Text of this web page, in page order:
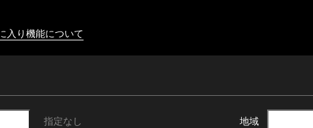
入り機能について
指定なし 地域